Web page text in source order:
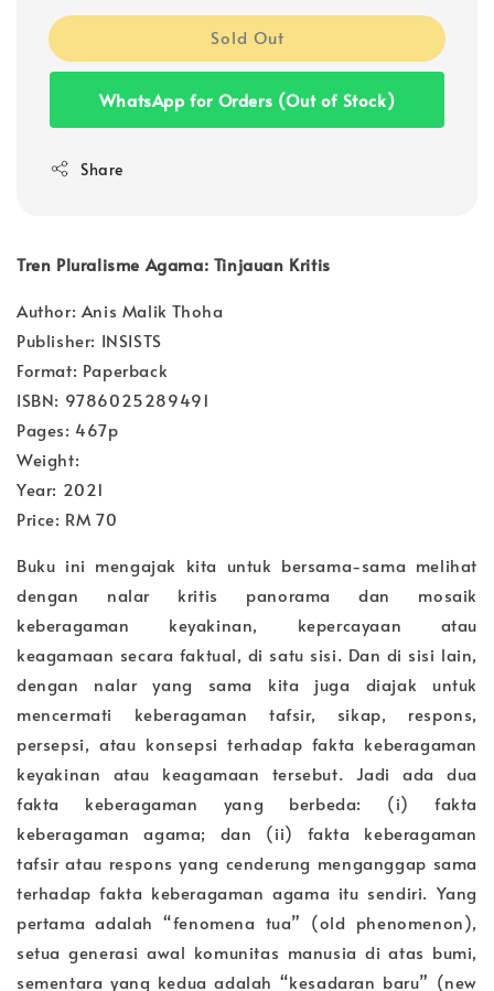
Sold Out
WhatsApp for Orders (Out of Stock)
Share
Tren Pluralisme Agama: Tinjauan Kritis
Author: Anis Malik Thoha
Publisher: INSISTS
Format: Paperback
ISBN: 9786025289491
Pages: 467p
Weight:
Year: 2021
Price: RM 70
Buku ini mengajak kita untuk bersama-sama melihat
dengan nalar kritis panorama dan mosaik
keberagaman keyakinan, kepercayaan atau
keagamaan secara faktual, di satu sisi. Dan di sisi lain,
dengan nalar yang sama kita juga diajak untuk
mencermati keberagaman tafsir, sikap, respons,
persepsi, atau konsepsi terhadap fakta keberagaman
keyakinan atau keagamaan tersebut. Jadi ada dua
fakta keberagaman yang berbeda: (i) fakta
keberagaman agama; dan (ii) fakta keberagaman
tafsir atau respons yang cenderung menganggap sama
terhadap fakta keberagaman agama itu sendiri. Yang
pertama adalah “fenomena tua” (old phenomenon),
setua generasi awal komunitas manusia di atas bumi,
sementara yang kedua adalah “kesadaran baru” (new